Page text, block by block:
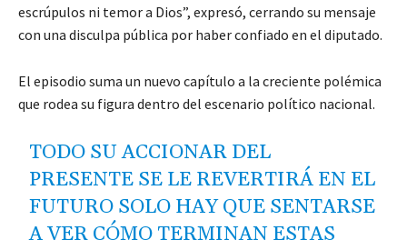
escrúpulos ni temor a Dios”, expresó, cerrando su mensaje
con una disculpa pública por haber confiado en el diputado.
El episodio suma un nuevo capítulo a la creciente polémica
que rodea su figura dentro del escenario político nacional.
TODO SU ACCIONAR DEL
PRESENTE SE LE REVERTIRÁ EN EL
FUTURO SOLO HAY QUE SENTARSE
A VER CÓMO TERMINAN ESTAS